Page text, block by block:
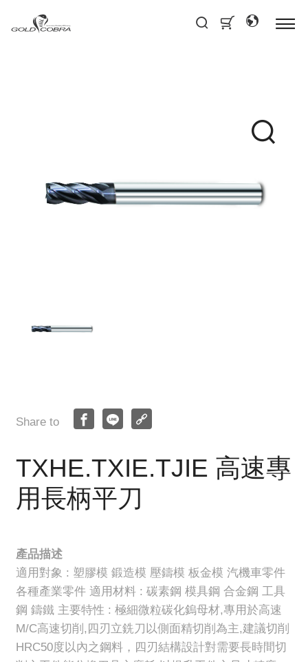
Share to
TXHE.TXIE.TJIE 高速專
用長柄平刀
產品描述
適用對象 : 塑膠模 鍛造模 壓鑄模 板金模 汽機車零件
各種產業零件 適用材料 : 碳素鋼 模具鋼 合金鋼 工具
鋼 鑄鐵 主要特性 : 極細微粒碳化鎢母材,專用於高速
M/C高速切削,四刃立銑刀以側面精切削為主,建議切削
HRC50度以內之鋼料，四刃結構設計對需要長時間切